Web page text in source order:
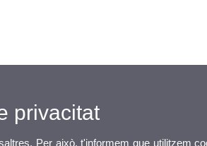
privacitat
Per això, t'informem que utilitzem